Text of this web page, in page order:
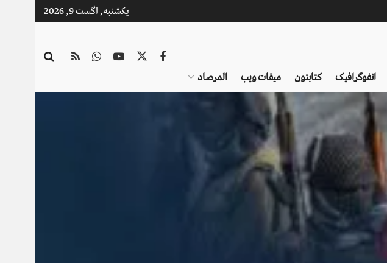
یکشنبه, اگست 9, 2026
انفوګرافیک کتابتون میقات ویب المرصاد